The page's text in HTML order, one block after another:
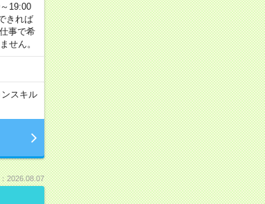
19:00
きれば
事で希
せん。
スキル
2026.08.07